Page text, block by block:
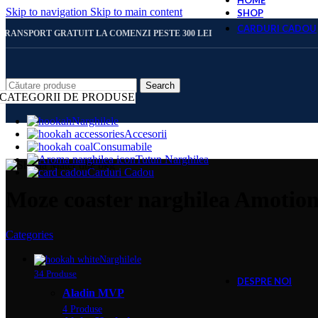
Skip to navigation Skip to main content
GRATUIT LA COMENZI PESTE 300 LEI
Search
CATEGORII DE PRODUSE
Narghilele
Accesorii
Consumabile
Tutun Narghilea
Carduri Cadou
SHOP
CARDURI CADOU
DESPRE NOI
Categories
Narghilele
34 Produse
Aladin MVP
4 Produse